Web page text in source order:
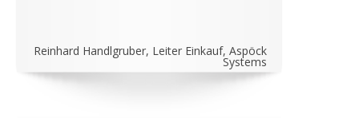
Reinhard Handlgruber, Leiter Einkauf, Aspöck
Systems